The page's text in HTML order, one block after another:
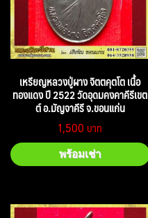
เหรียญหลวงปู่ผาง จิตตคุตโต เนื้อ
ทองแดง ปี 2522 วัดอุดมคงคาคีรีเขต
ต์ อ.มัญจาคีรี จ.ขอนแก่น
1,500
พร้อมเช่า